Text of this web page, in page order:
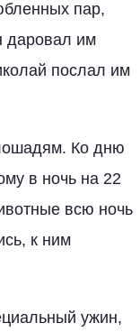
пар,
даровал им
послал им
Ко дню
в ночь на 22
всю ночь
к ним
ужин,